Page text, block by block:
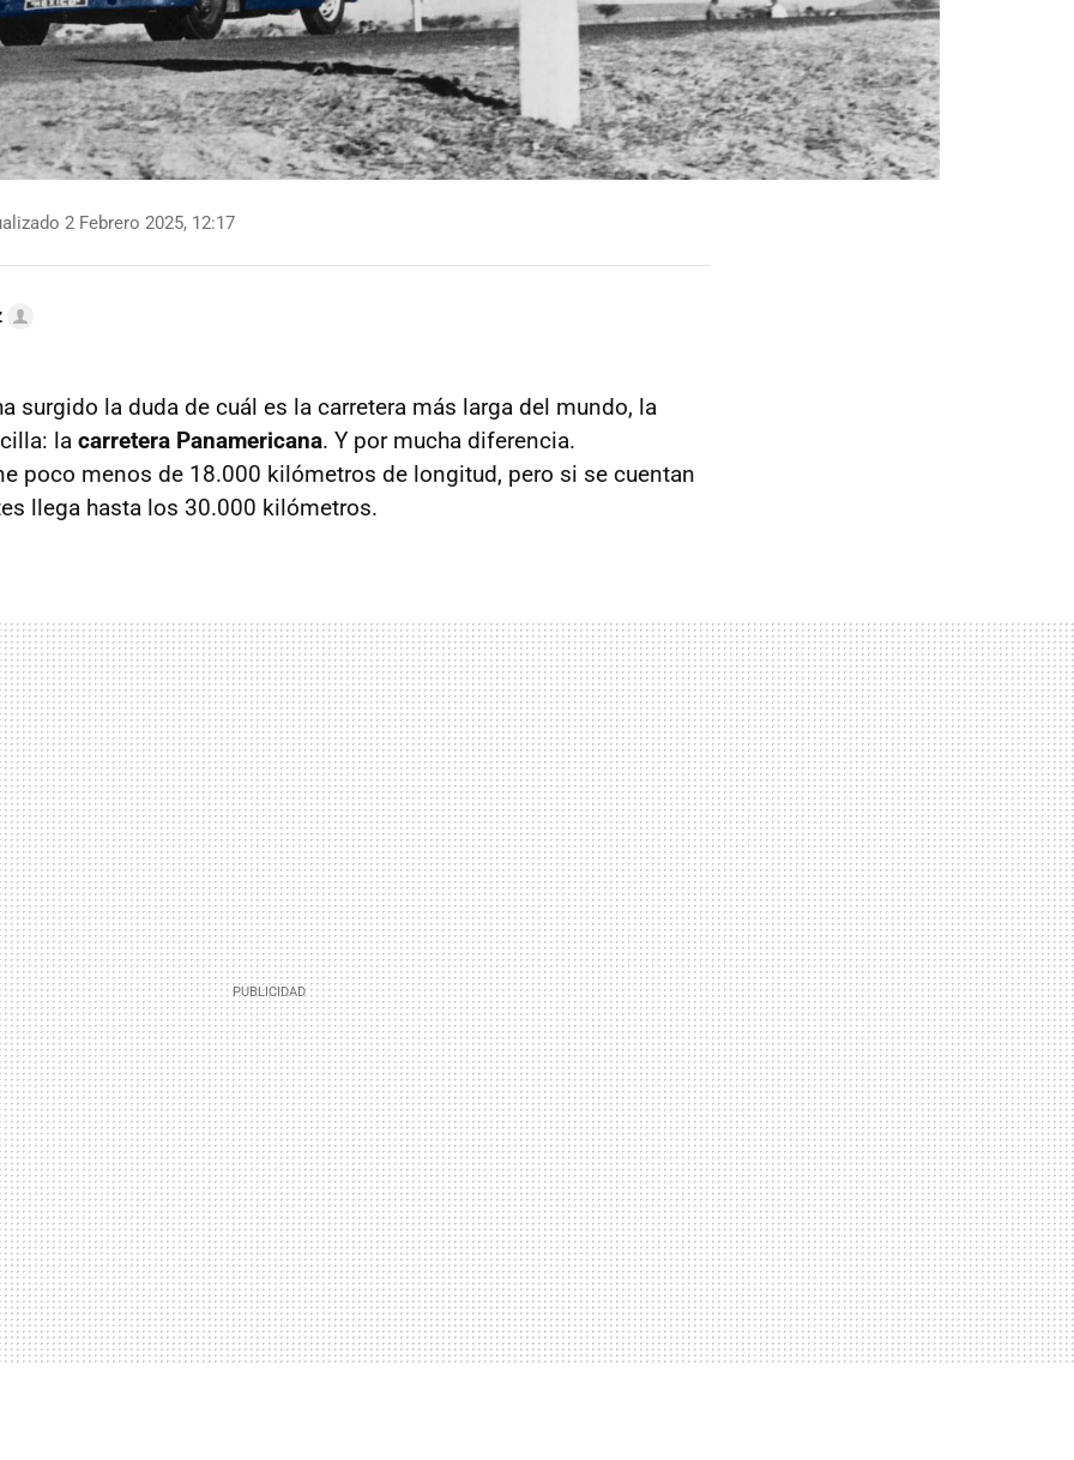
2 Febrero 2025, 12:17
surgido la duda de cuál es la carretera más larga del mundo, la
la carretera Panamericana. Y por mucha diferencia.
poco menos de 18.000 kilómetros de longitud, pero si se cuentan
llega hasta los 30.000 kilómetros.